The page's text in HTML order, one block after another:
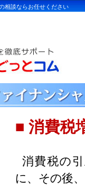
相談ならお任せください
■ 消費税
消費税の
に、その後、